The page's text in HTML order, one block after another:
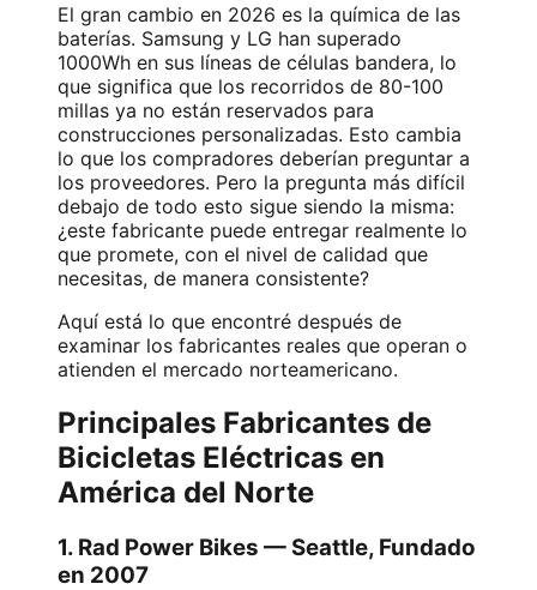
El gran cambio en 2026 es la química de las
baterías. Samsung y LG han superado
1000Wh en sus líneas de células bandera, lo
que significa que los recorridos de 80-100
millas ya no están reservados para
construcciones personalizadas. Esto cambia
lo que los compradores deberían preguntar a
los proveedores. Pero la pregunta más difícil
debajo de todo esto sigue siendo la misma:
¿este fabricante puede entregar realmente lo
que promete, con el nivel de calidad que
necesitas, de manera consistente?
Aquí está lo que encontré después de
examinar los fabricantes reales que operan o
atienden el mercado norteamericano.
Principales Fabricantes de
Bicicletas Eléctricas en
América del Norte
1. Rad Power Bikes — Seattle, Fundado
en 2007